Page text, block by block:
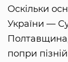
Оскільки
України —
Полтавщина,
попри